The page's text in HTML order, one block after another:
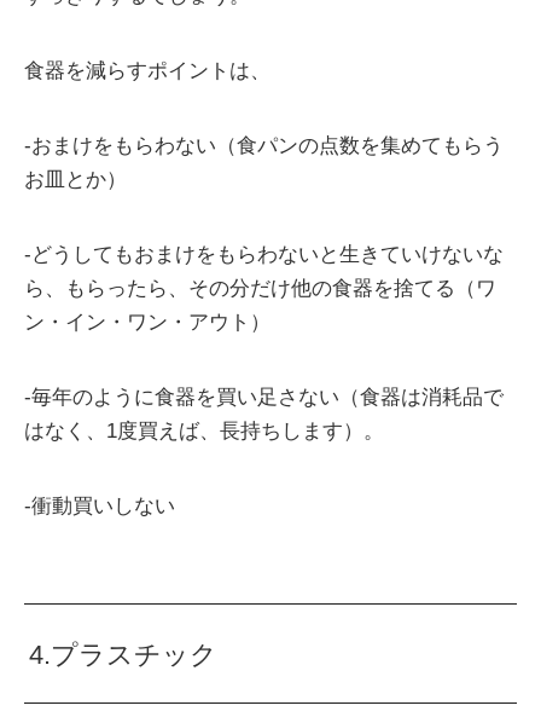
食器を減らすポイントは、
-おまけをもらわない（食パンの点数を集めてもらう
お皿とか）
-どうしてもおまけをもらわないと生きていけないな
ら、もらったら、その分だけ他の食器を捨てる（ワ
ン・イン・ワン・アウト）
-毎年のように食器を買い足さない（食器は消耗品で
はなく、1度買えば、長持ちします）。
-衝動買いしない
4.プラスチック